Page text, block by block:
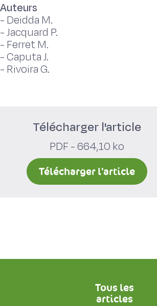
Auteurs
- Deidda M.
-Jacquard P.
- Ferret M.
-Caputa J.
- Rivoira G.
Télécharger l'article
PDF - 664,10 ko
Télécharger l'article
Tous les
articles